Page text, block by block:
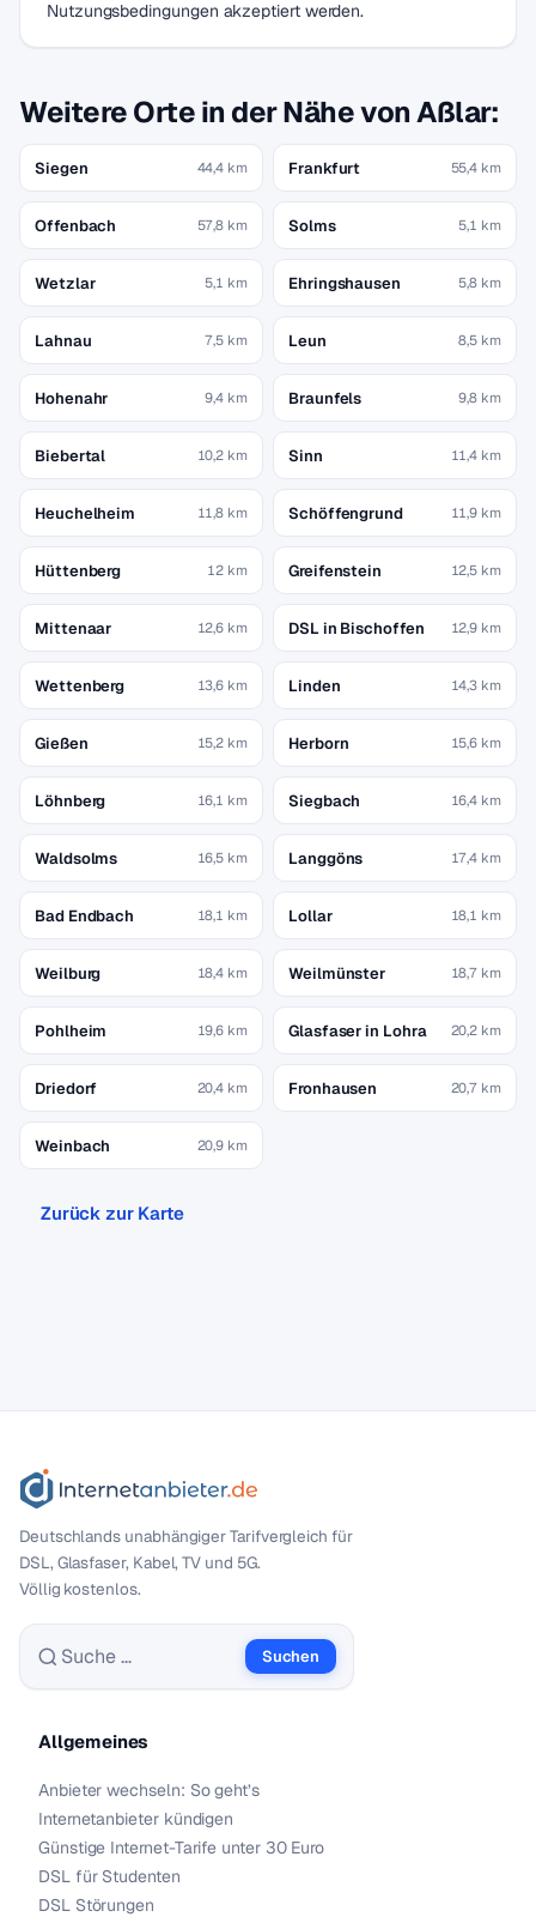
Nutzungsbedingungen akzeptiert werden.
Weitere Orte in der Nähe von Aßlar:
Siegen 44,4 km Frankfurt 55,4 km
Offenbach 57,8 km Solms 5,1 km
Wetzlar 5,1 km Ehringshausen 5,8 km
Lahnau 7,5 km Leun 8,5 km
Hohenahr 9,4 km Braunfels 9,8 km
Biebertal 10,2 km Sinn 11,4 km
Heuchelheim 11,8 km Schöffengrund 11,9 km
Hüttenberg 12 km Greifenstein 12,5 km
Mittenaar 12,6 km DSL in Bischoffen 12,9 km
Wettenberg 13,6 km Linden 14,3 km
Gießen 15,2 km Herborn 15,6 km
Löhnberg 16,1 km Siegbach 16,4 km
Waldsolms 16,5 km Langgöns 17,4 km
Bad Endbach 18,1 km Lollar 18,1 km
Weilburg 18,4 km Weilmünster 18,7 km
Pohlheim 19,6 km Glasfaser in Lohra 20,2 km
Driedorf 20,4 km Fronhausen 20,7 km
Weinbach 20,9 km
Zurück zur Karte
Deutschlands unabhängiger Tarif­vergleich für
DSL, Glasfaser, Kabel, TV und 5G.
Völlig kostenlos.
Suche nach:
Suchen
Allgemeines
Anbieter wechseln: So geht’s
Internetanbieter kündigen
Günstige Internet-Tarife unter 30 Euro
DSL für Studenten
DSL Störungen